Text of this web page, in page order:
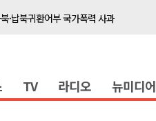
·납북귀환어부 국가폭력 사과
예결위원장, 강릉시 초청 특별 강연
TV 라디오 뉴미디어